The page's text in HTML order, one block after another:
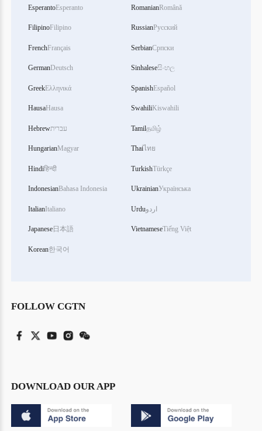
EsperantoEsperanto
FilipinoFilipino
FrenchFrançais
GermanDeutsch
GreekΕλληνικά
HausaHausa
Hebrewעברית
HungarianMagyar
Hindiहिन्दी
IndonesianBahasa Indonesia
ItalianItaliano
Japanese日本語
Korean한국어
RomanianRomână
RussianРусский
SerbianСрпски
Sinhaleseසිංහල
SpanishEspañol
SwahiliKiswahili
Tamilதமிழ்
Thaiไทย
TurkishTürkçe
UkrainianУкраїнська
Urduاردو
VietnameseTiếng Việt
FOLLOW CGTN
DOWNLOAD OUR APP